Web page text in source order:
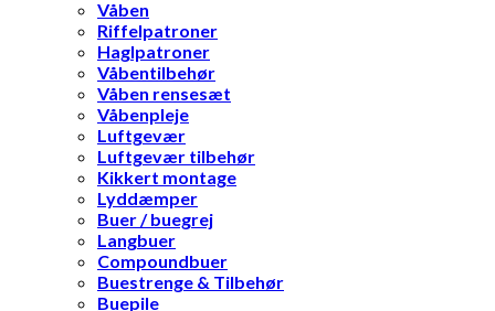
Våben
Riffelpatroner
Haglpatroner
Våbentilbehør
Våben rensesæt
Våbenpleje
Luftgevær
Luftgevær tilbehør
Kikkert montage
Lyddæmper
Buer / buegrej
Langbuer
Compoundbuer
Buestrenge & Tilbehør
Buepile